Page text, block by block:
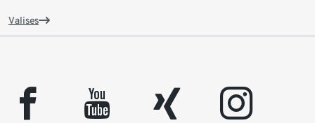
Valises
facebook youtube xing instagram